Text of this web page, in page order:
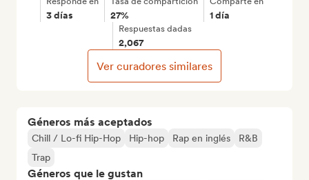
Géneros más aceptados
Chill / Lo-fi Hip-Hop Hip-hop Rap en inglés
R&B
Trap
Géneros que le gustan
3 días 27% 1 día
Respuestas dadas
2,067
Ver curadores similares